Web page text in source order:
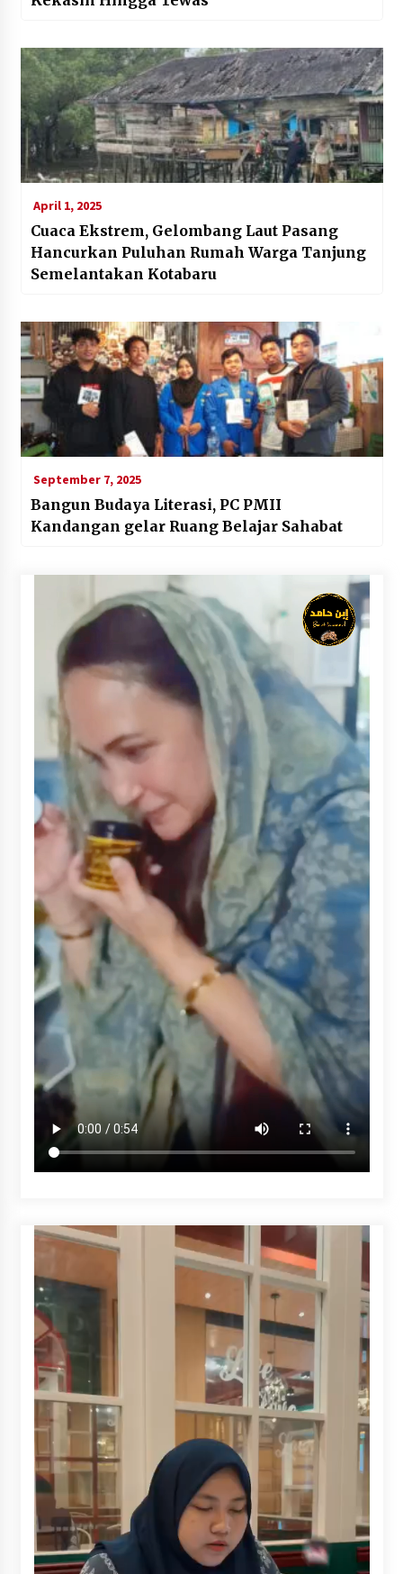
April 1, 2025
Cuaca Ekstrem, Gelombang Laut Pasang
Hancurkan Puluhan Rumah Warga Tanjung
Semelantakan Kotabaru
September 7, 2025
Bangun Budaya Literasi, PC PMII
Kandangan gelar Ruang Belajar Sahabat